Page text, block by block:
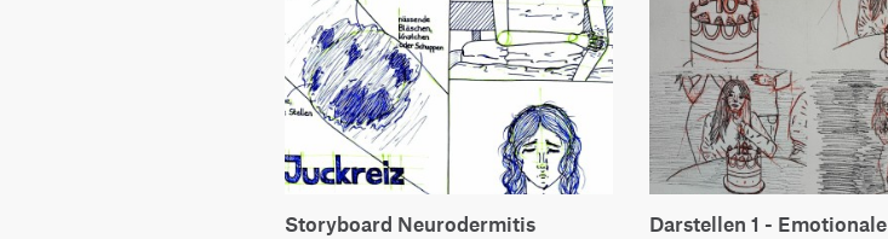
Storyboard Neurodermitis
Darstellen 1 - Emotionale